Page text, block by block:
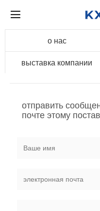

о нас
выставка компании
отправить
почте этому